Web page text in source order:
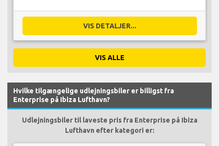
VIS DETALJER...
VIS ALLE
Hvilke tilgængelige udlejningsbiler er billigst fra
Enterprise på Ibiza Lufthavn?
Udlejningsbiler til laveste pris fra Enterprise på Ibiza
Lufthavn efter kategori er: